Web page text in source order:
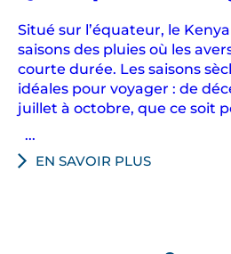
Situé sur l’équateur, le
saisons des pluies où les
courte durée. Les saisons
idéales pour voyager : de
juillet à octobre, que ce soit
...
EN SAVOIR PLUS